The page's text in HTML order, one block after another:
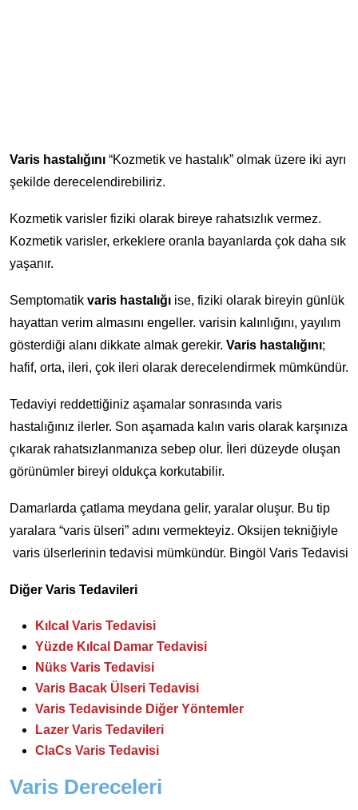
Varis hastalığını “Kozmetik ve hastalık” olmak üzere iki ayrı
şekilde derecelendirebiliriz.
Kozmetik varisler fiziki olarak bireye rahatsızlık vermez.
Kozmetik varisler, erkeklere oranla bayanlarda çok daha sık
yaşanır.
Semptomatik varis hastalığı ise, fiziki olarak bireyin günlük
hayattan verim almasını engeller. varisin kalınlığını, yayılım
gösterdiği alanı dikkate almak gerekir. Varis hastalığını;
hafif, orta, ileri, çok ileri olarak derecelendirmek mümkündür.
Tedaviyi reddettiğiniz aşamalar sonrasında varis
hastalığınız ilerler. Son aşamada kalın varis olarak karşınıza
çıkarak rahatsızlanmanıza sebep olur. İleri düzeyde oluşan
görünümler bireyi oldukça korkutabilir.
Damarlarda çatlama meydana gelir, yaralar oluşur. Bu tip
yaralara “varis ülseri” adını vermekteyiz. Oksijen tekniğiyle
varis ülserlerinin tedavisi mümkündür. Bingöl Varis Tedavisi
Diğer Varis Tedavileri
Kılcal Varis Tedavisi
Yüzde Kılcal Damar Tedavisi
Nüks Varis Tedavisi
Varis Bacak Ülseri Tedavisi
Varis Tedavisinde Diğer Yöntemler
Lazer Varis Tedavileri
ClaCs Varis Tedavisi
Varis Dereceleri